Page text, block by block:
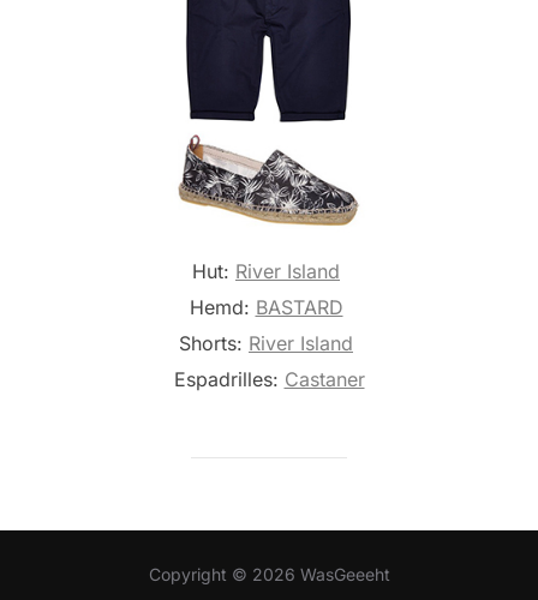
Hut: River Island
Hemd: BASTARD
Shorts: River Island
Espadrilles: Castaner
Copyright © 2026 WasGeeeht